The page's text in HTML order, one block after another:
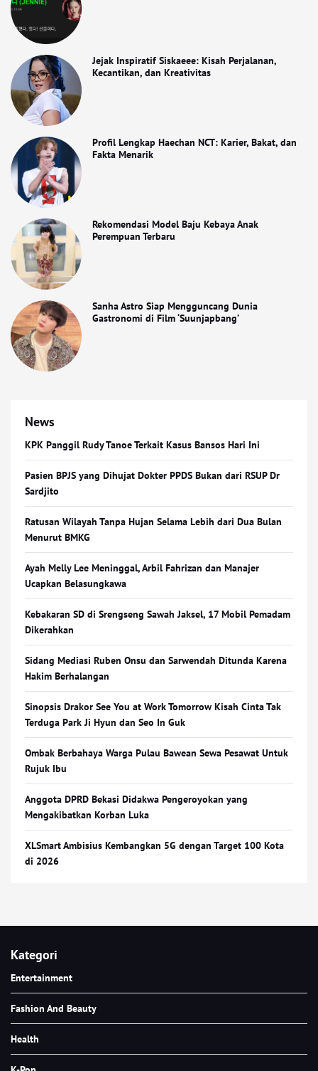
Jejak Inspiratif Siskaeee: Kisah Perjalanan,
Kecantikan, dan Kreativitas
Profil Lengkap Haechan NCT: Karier, Bakat, dan
Fakta Menarik
Rekomendasi Model Baju Kebaya Anak
Perempuan Terbaru
Sanha Astro Siap Mengguncang Dunia
Gastronomi di Film ‘Suunjapbang’
News
KPK Panggil Rudy Tanoe Terkait Kasus Bansos Hari Ini
Pasien BPJS yang Dihujat Dokter PPDS Bukan dari RSUP Dr
Sardjito
Ratusan Wilayah Tanpa Hujan Selama Lebih dari Dua Bulan
Menurut BMKG
Ayah Melly Lee Meninggal, Arbil Fahrizan dan Manajer
Ucapkan Belasungkawa
Kebakaran SD di Srengseng Sawah Jaksel, 17 Mobil Pemadam
Dikerahkan
Sidang Mediasi Ruben Onsu dan Sarwendah Ditunda Karena
Hakim Berhalangan
Sinopsis Drakor See You at Work Tomorrow Kisah Cinta Tak
Terduga Park Ji Hyun dan Seo In Guk
Ombak Berbahaya Warga Pulau Bawean Sewa Pesawat Untuk
Rujuk Ibu
Anggota DPRD Bekasi Didakwa Pengeroyokan yang
Mengakibatkan Korban Luka
XLSmart Ambisius Kembangkan 5G dengan Target 100 Kota
di 2026
Kategori
Entertainment
Fashion And Beauty
Health